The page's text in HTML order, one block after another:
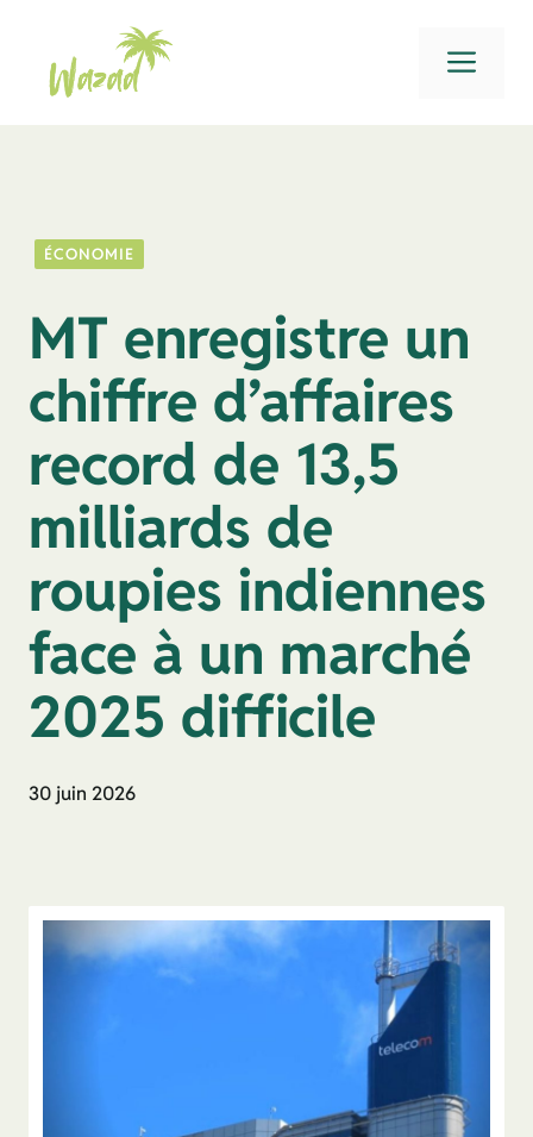
contenu
ÉCONOMIE
MT enregistre un
chiffre d’affaires
record de 13,5
milliards de
roupies indiennes
face à un marché
2025 difficile
30 juin 2026